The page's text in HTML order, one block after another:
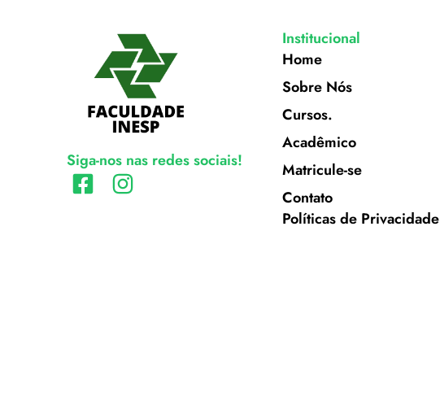
Siga-nos nas redes sociais!
Institucional
Home
Sobre Nós
Cursos.
Acadêmico
Matricule-se
Contato
Políticas de Privacidade